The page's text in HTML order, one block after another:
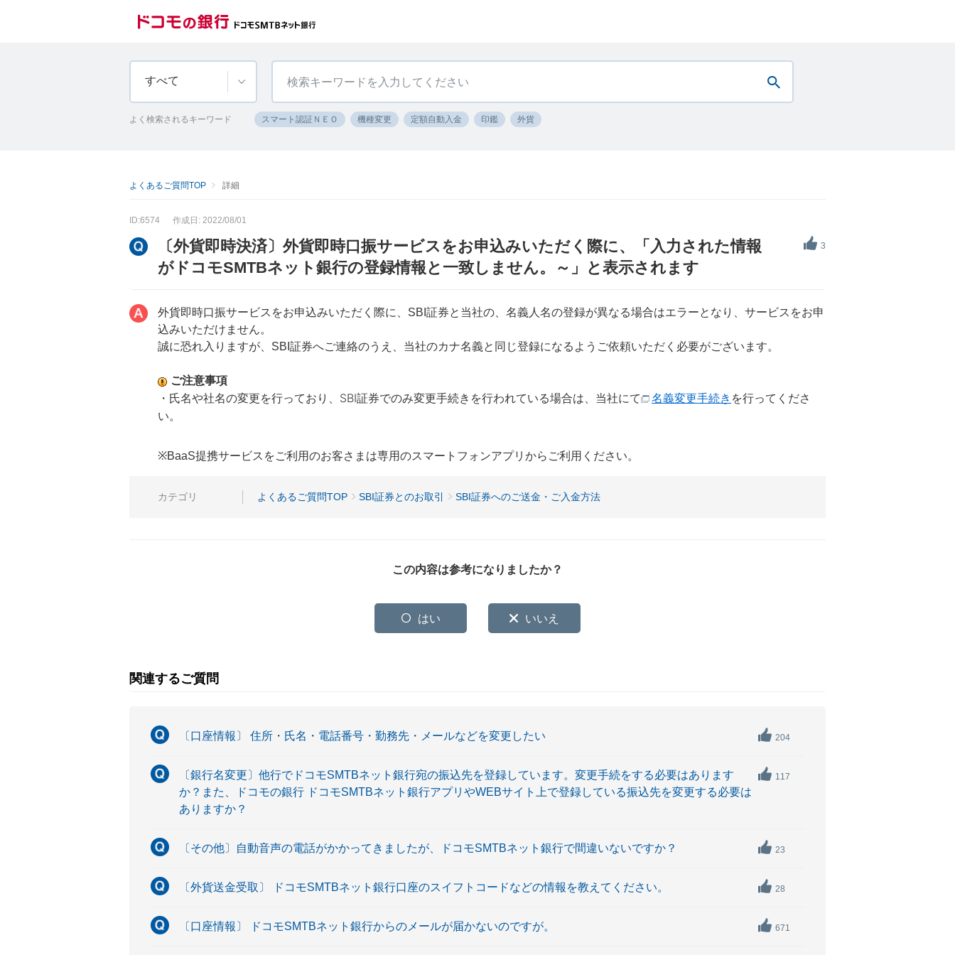
すべて
よく検索されるキーワード スマート認証ＮＥＯ 機種変更 定額自動入金 印鑑 外貨
よくあるご質問TOP 詳細
ID:6574 作成日: 2022/08/01
3
〔外貨即時決済〕外貨即時口振サービスをお申込みいただく際に、「入力された情報
がドコモSMTBネット銀行の登録情報と一致しません。～」と表示されます
外貨即時口振サービスをお申込みいただく際に、SBI証券と当社の、名義人名の登録が異なる場合はエラーとなり、サービスをお申
込みいただけません。
誠に恐れ入りますが、SBI証券へご連絡のうえ、当社のカナ名義と同じ登録になるようご依頼いただく必要がございます。
ご注意事項
・氏名や社名の変更を行っており、SBI証券でのみ変更手続きを行われている場合は、当社にて 名義変更手続き を行ってくださ
い。
※BaaS提携サービスをご利用のお客さまは専用のスマートフォンアプリからご利用ください。
カテゴリ よくあるご質問TOP SBI証券とのお取引 SBI証券へのご送金・ご入金方法
この内容は参考になりましたか？
はい いいえ
関連するご質問
〔口座情報〕 住所・氏名・電話番号・勤務先・メールなどを変更したい 204
〔銀行名変更〕他行でドコモSMTBネット銀行宛の振込先を登録しています。変更手続をする必要はあります
か？また、ドコモの銀行 ドコモSMTBネット銀行アプリやWEBサイト上で登録している振込先を変更する必要は
ありますか？
117
〔その他〕自動音声の電話がかかってきましたが、ドコモSMTBネット銀行で間違いないですか？ 23
〔外貨送金受取〕 ドコモSMTBネット銀行口座のスイフトコードなどの情報を教えてください。 28
〔口座情報〕 ドコモSMTBネット銀行からのメールが届かないのですが。 671